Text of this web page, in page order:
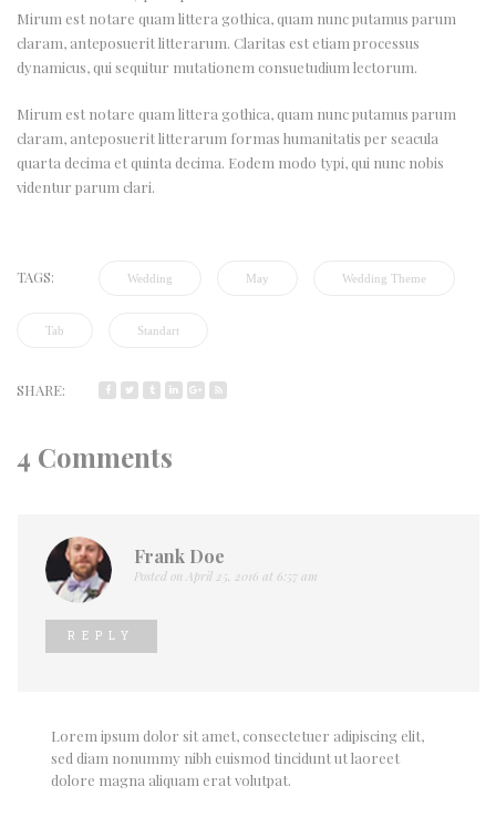
Mirum est notare quam littera gothica, quam nunc putamus parum
claram, anteposuerit litterarum. Claritas est etiam processus
dynamicus, qui sequitur mutationem consuetudium lectorum.
Mirum est notare quam littera gothica, quam nunc putamus parum
claram, anteposuerit litterarum formas humanitatis per seacula
quarta decima et quinta decima. Eodem modo typi, qui nunc nobis
videntur parum clari.
TAGS: Wedding May Wedding Theme
Tab Standart
SHARE:
4 Comments
Frank Doe
Posted on April 25, 2016 at 6:57 am
REPLY
Lorem ipsum dolor sit amet, consectetuer adipiscing elit,
sed diam nonummy nibh euismod tincidunt ut laoreet
dolore magna aliquam erat volutpat.